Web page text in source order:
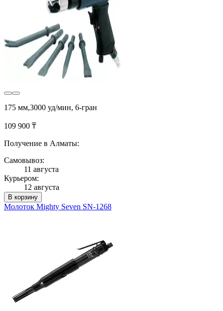
175 мм,3000 уд/мин, 6-гран
109 900 ₸
Получение в Алматы:
Самовывоз:
11 августа
Курьером:
12 августа
В корзину
Молоток Mighty Seven SN-1268